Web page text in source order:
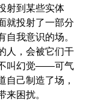
射到某些实体
就投射了一部分
我意识的场。
人，会被它们干
叫幻觉——可气
自己制造了场，
困扰。